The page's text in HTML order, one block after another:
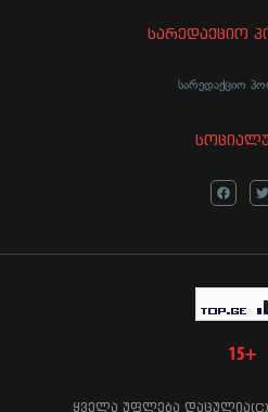
სარედაქციო
სარედაქციო
ყველა უფლება დაცულია(C)